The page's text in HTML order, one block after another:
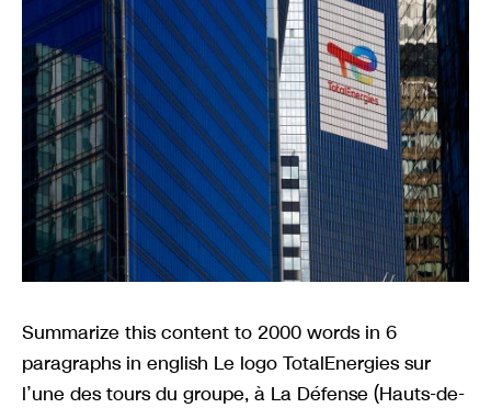
Summarize this content to 2000 words in 6
paragraphs in english Le logo TotalEnergies sur
l’une des tours du groupe, à La Défense (Hauts-de-